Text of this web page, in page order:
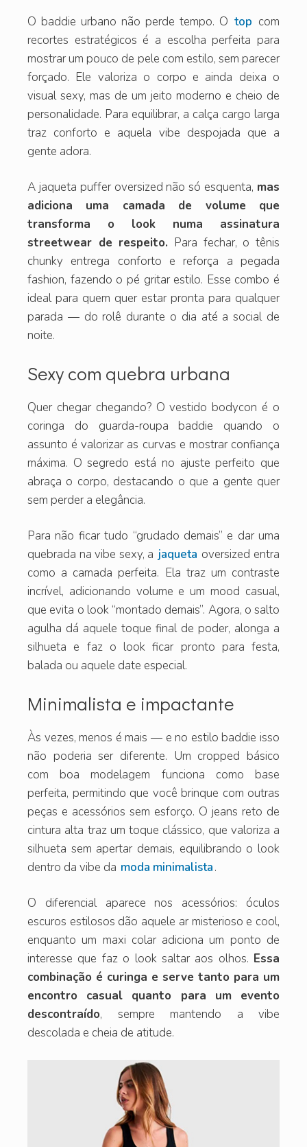
O baddie urbano não perde tempo. O top com
recortes estratégicos é a escolha perfeita para
mostrar um pouco de pele com estilo, sem parecer
forçado. Ele valoriza o corpo e ainda deixa o
visual sexy, mas de um jeito moderno e cheio de
personalidade. Para equilibrar, a calça cargo larga
traz conforto e aquela vibe despojada que a
gente adora.
A jaqueta puffer oversized não só esquenta, mas
adiciona uma camada de volume que
transforma o look numa assinatura
streetwear de respeito. Para fechar, o tênis
chunky entrega conforto e reforça a pegada
fashion, fazendo o pé gritar estilo. Esse combo é
ideal para quem quer estar pronta para qualquer
parada — do rolê durante o dia até a social de
noite.
Sexy com quebra urbana
Quer chegar chegando? O vestido bodycon é o
coringa do guarda-roupa baddie quando o
assunto é valorizar as curvas e mostrar confiança
máxima. O segredo está no ajuste perfeito que
abraça o corpo, destacando o que a gente quer
sem perder a elegância.
Para não ficar tudo “grudado demais” e dar uma
quebrada na vibe sexy, a jaqueta oversized entra
como a camada perfeita. Ela traz um contraste
incrível, adicionando volume e um mood casual,
que evita o look “montado demais”. Agora, o salto
agulha dá aquele toque final de poder, alonga a
silhueta e faz o look ficar pronto para festa,
balada ou aquele date especial.
Minimalista e impactante
Às vezes, menos é mais — e no estilo baddie isso
não poderia ser diferente. Um cropped básico
com boa modelagem funciona como base
perfeita, permitindo que você brinque com outras
peças e acessórios sem esforço. O jeans reto de
cintura alta traz um toque clássico, que valoriza a
silhueta sem apertar demais, equilibrando o look
dentro da vibe da moda minimalista.
O diferencial aparece nos acessórios: óculos
escuros estilosos dão aquele ar misterioso e cool,
enquanto um maxi colar adiciona um ponto de
interesse que faz o look saltar aos olhos. Essa
combinação é curinga e serve tanto para um
encontro casual quanto para um evento
descontraído, sempre mantendo a vibe
descolada e cheia de atitude.